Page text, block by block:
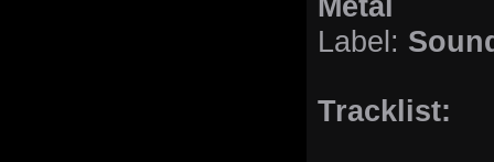
Label:
Tracklist: